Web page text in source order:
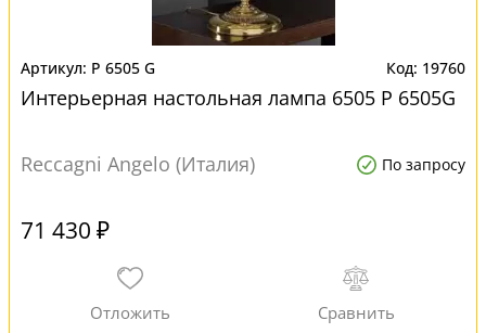
P 6505 G 19760
Интерьерная настольная лампа 6505 P 6505G
Reccagni Angelo (Италия) По запросу
71 430 ₽